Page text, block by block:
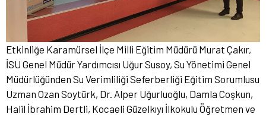
Etkinliğe Karamürsel İlçe Milli Eğitim Müdürü Murat Çakır,
İSU Genel Müdür Yardımcısı Uğur Susoy, Su Yönetimi Genel
Müdürlüğünden Su Verimliliği Seferberliği Eğitim Sorumlusu
Uzman Ozan Soytürk, Dr. Alper Uğurluoğlu, Damla Coşkun,
Halil İbrahim Dertli, Kocaeli Güzelkıyı İlkokulu Öğretmen ve